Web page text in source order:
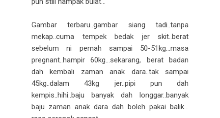
Gambar terbaru..gambar siang tadi..tanpa
mekap..cuma tempek bedak jer skit..berat
sebelum ni pernah sampai 50-51kg…masa
pregnant..hampir 60kg…sekarang, berat badan
dah kembali zaman anak dara..tak sampai
45kg..dalam 43kg jer..pipi pun dah
kempis..hihi..baju banyak dah longgar..banyak
baju zaman anak dara dah boleh pakai balik…